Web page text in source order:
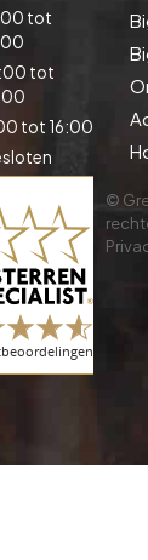
tot
tot
tot 16:00
©